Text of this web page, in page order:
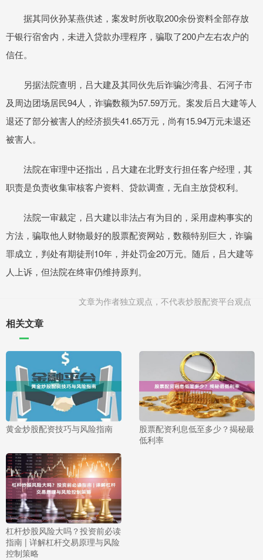
据其同伙孙某燕供述，案发时所收取200余份资料全部存放
于银行宿舍内，未进入贷款办理程序，骗取了200户左右农户的
信任。
另据法院查明，吕大建及其同伙先后诈骗沙湾县、石河子市
及周边团场居民94人，诈骗数额为57.59万元。案发后吕大建等人
退还了部分被害人的经济损失41.65万元，尚有15.94万元未退还
被害人。
法院在审理中还指出，吕大建在北野支行担任客户经理，其
职责是负责收集审核客户资料、贷款调查，无自主放贷权利。
法院一审裁定，吕大建以非法占有为目的，采用虚构事实的
方法，骗取他人财物最好的股票配资网站，数额特别巨大，诈骗
罪成立，判处有期徒刑10年，并处罚金20万元。随后，吕大建等
人上诉，但法院在终审仍维持原判。
文章为作者独立观点，不代表炒股配资平台观点
相关文章
黄金炒股配资技巧与风险指南
股票配资利息低至多少？揭秘最
低利率
杠杆炒股风险大吗？投资前必读
指南 | 详解杠杆交易原理与风险
控制策略